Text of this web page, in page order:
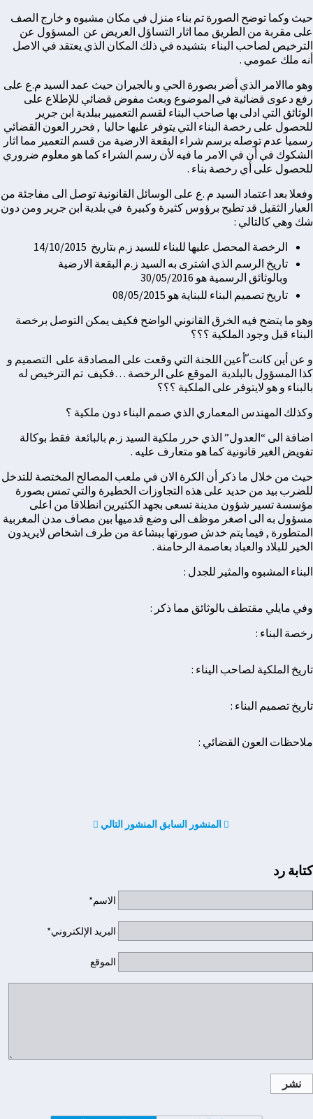
حيث وكما توضح الصورة تم بناء منزل في مكان مشبوه و خارج الصف
على مقربة من الطريق مما اثار التساؤل العريض عن المسؤول عن
الترخيص لصاحب البناء بتشيده في ذلك المكان الذي يعتقد في الاصل
أنه ملك عمومي .
وهو ماالامر الذي أضر بصورة الحي و بالجيران حيث عمد السيد م.ع على
رفع دعوى قضائية في الموضوع وبعث مفوض قضائي للإطلاع على
الوثائق التي ادلى بها صاحب البناء لقسم التعميير ببلدية ابن جرير
للحصول على رخصة البناء التي يتوفر عليها حاليا , فحرر العون القضائي
رسميا عدم توصله برسم شراء البقعة الارضية من قسم التعمير مما اثار
الشكوك في أن في الامر ما فيه لأن رسم الشراء كما هو معلوم ضروري
للحصول على أي رخصة بناء .
وفعلا بعد اعتماد السيد م .ع على الوسائل القانونية توصل الى مفاجئة من
العيار الثقيل قد تطيح برؤوس كثيرة وكبيرة في بلدية ابن جرير ومن دون
شك وهي كالتالي :
الرخصة المحصل عليها للبناء للسيد ز.م بتاريخ 14/10/2015
تاريخ الرسم الذي اشترى به السيد ز.م البقعة الارضية
وبالوثائق الرسمية هو 30/05/2016
تاريخ تصميم البناء للبناية هو 08/05/2015
وهو ما يتضح فيه الخرق القانوني الواضح فكيف يمكن التوصل برخصة
البناء قبل وجود الملكية ؟؟؟
و عن أين كانت ّأعين اللجنة التي وقعت على المصادقة على التصميم و
كذا المسؤول بالبلدية الموقع على الرخصة …فكيف تم الترخيص له
بالبناء و هو لايتوفر على الملكية ؟؟؟
وكذلك المهندس المعماري الذي صمم البناء دون ملكية ؟
اضافة الى “العدول” الذي حرر ملكية السيد ز.م بالبائعة فقط بوكالة
تفويض الغير قانونية كما هو متعارف عليه .
حيث من خلال ما ذكر أن الكرة الان في ملعب المصالح المختصة للتدخل
للضرب بيد من حديد على هذه التجاوزات الخطيرة والتي تمس بصورة
مؤسسة تسير شؤون مدينة تسعى بجهد الكثيرين انطلاقا من اعلى
مسؤول به الى اصغر موظف الى وضع قدميها بين مصاف مدن المغربية
المتطورة , فيما يتم خدش صورتها ببشاعة من طرف اشخاص لايريدون
الخير للبلاد والعباد بعاصمة الرحامنة .
البناء المشبوه والمثير للجدل :
وفي مايلي مقتطف بالوثائق مما ذكر :
رخصة البناء :
تاريخ الملكية لصاحب اليناء :
تاريخ تصميم البناء :
ملاحظات العون القضائي :
المنشور السابقالمنشور التالي
كتابة رد
الاسم*
البريد الإلكتروني*
الموقع
نشر